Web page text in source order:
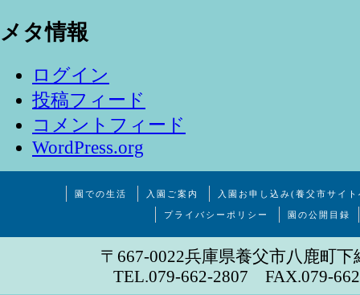
メタ情報
ログイン
投稿フィード
コメントフィード
WordPress.org
園での生活 入園ご案内 入園お申し込み(養父市サイ
プライバシーポリシー 園の公開目録
〒667-0022兵庫県養父市八鹿町下
TEL.079-662-2807 FAX.079-